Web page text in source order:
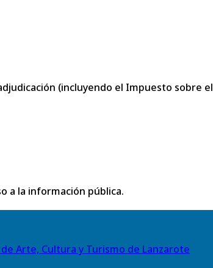
(incluyendo el Impuesto sobre
a la información pública.
Arte, Cultura y Turismo de Lanzarote